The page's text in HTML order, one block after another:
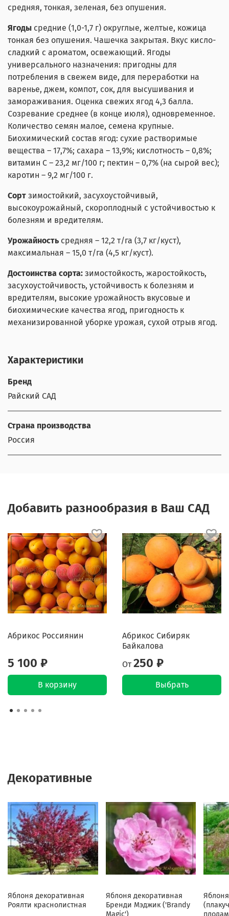
средняя, тонкая, зеленая, без опушения.
Ягоды средние (1,0-1,7 г) округлые, желтые, кожица
тонкая без опушения. Чашечка закрытая. Вкус кисло-
сладкий с ароматом, освежающий. Ягоды
универсального назначения: пригодны для
потребления в свежем виде, для переработки на
варенье, джем, компот, сок, для высушивания и
замораживания. Оценка свежих ягод 4,3 балла.
Созревание среднее (в конце июля), одновременное.
Количество семян малое, семена крупные.
Биохимический состав ягод: сухие растворимые
вещества – 17,7%; сахара – 13,9%; кислотность – 0,8%;
витамин С – 23,2 мг/100 г; пектин – 0,7% (на сырой вес);
каротин – 9,2 мг/100 г.
Сорт зимостойкий, засухоустойчивый,
высокоурожайный, скороплодный с устойчивостью к
болезням и вредителям.
Урожайность средняя – 12,2 т/га (3,7 кг/куст),
максимальная – 15,0 т/га (4,5 кг/куст).
Достоинства сорта: зимостойкость, жаростойкость,
засухоустойчивость, устойчивость к болезням и
вредителям, высокие урожайность вкусовые и
биохимические качества ягод, пригодность к
механизированной уборке урожая, сухой отрыв ягод.
Характеристики
Бренд
Райский САД
Страна производства
Россия
Добавить разнообразия в Ваш САД
Абрикос Россиянин
5 100 ₽
В корзину
Абрикос Сибиряк
Байкалова
От 250 ₽
Выбрать
Декоративные
Яблоня декоративная
Роялти краснолистная
Яблоня декоративная
Бренди Мэджик ('Brandy